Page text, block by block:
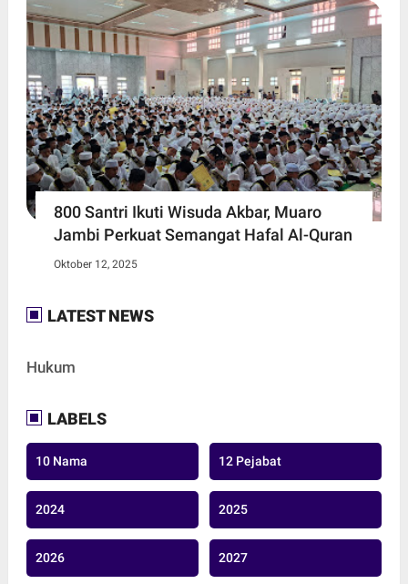
800 Santri Ikuti Wisuda Akbar, Muaro
Jambi Perkuat Semangat Hafal Al-Quran
Oktober 12, 2025
LATEST NEWS
Hukum
LABELS
10 Nama 12 Pejabat
2024 2025
2026 2027